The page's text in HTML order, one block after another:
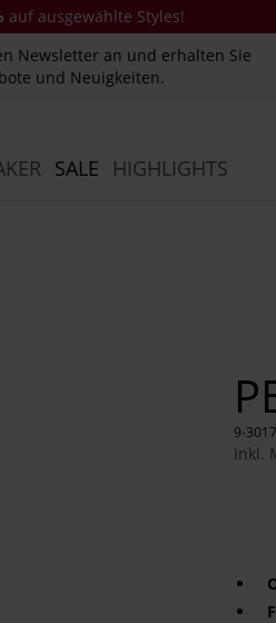
auf ausgewählte Styles!
Newsletter an und erhalten Sie
und Neuigkeiten.
SALE HIGHLIGHTS
9-
Inkl.